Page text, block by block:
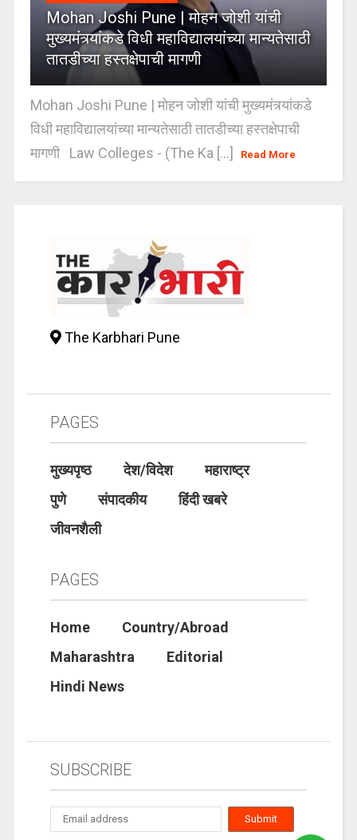
Mohan Joshi Pune | मोहन जोशी यांची
मुख्यमंत्र्यांकडे विधी महाविद्यालयांच्या मान्यतेसाठी
तातडीच्या हस्तक्षेपाची मागणी
Mohan Joshi Pune | मोहन जोशी यांची मुख्यमंत्र्यांकडे
विधी महाविद्यालयांच्या मान्यतेसाठी तातडीच्या हस्तक्षेपाची
मागणी Law Colleges - (The Ka [...]
Read More
The Karbhari Pune
PAGES
मुख्यपृष्ठ देश/विदेश
महाराष्ट्र
पुणे
संपादकीय
हिंदी खबरे
जीवनशैली
PAGES
Home
Country/Abroad
Maharashtra
Editorial
Hindi News
SUBSCRIBE